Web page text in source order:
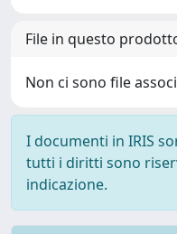
File in questo
Non ci sono file
I documenti in IRIS
tutti i diritti sono
indicazione.